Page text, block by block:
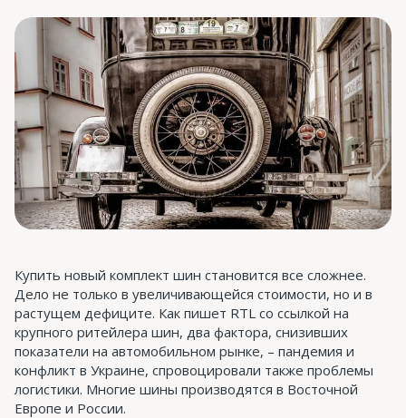
Купить новый комплект шин становится все сложнее.
Дело не только в увеличивающейся стоимости, но и в
растущем дефиците. Как пишет RTL со ссылкой на
крупного ритейлера шин, два фактора, снизивших
показатели на автомобильном рынке, – пандемия и
конфликт в Украине, спровоцировали также проблемы
логистики. Многие шины производятся в Восточной
Европе и России.